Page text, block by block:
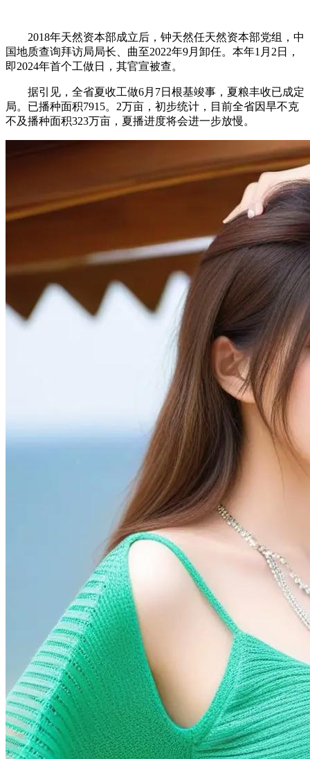
2018年天然资本部成立后，钟天然任天然资本部党组，中
国地质查询拜访局局长、曲至2022年9月卸任。本年1月2日，
即2024年首个工做日，其官宣被查。
据引见，全省夏收工做6月7日根基竣事，夏粮丰收已成定
局。已播种面积7915。2万亩，初步统计，目前全省因旱不克
不及播种面积323万亩，夏播进度将会进一步放慢。